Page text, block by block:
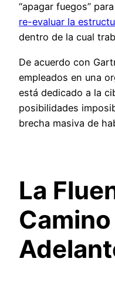
“apagar fuegos”
re-evaluar la
dentro de la cual
De acuerdo con
empleados en una
está dedicado a la
posibilidades
brecha masiva de
La